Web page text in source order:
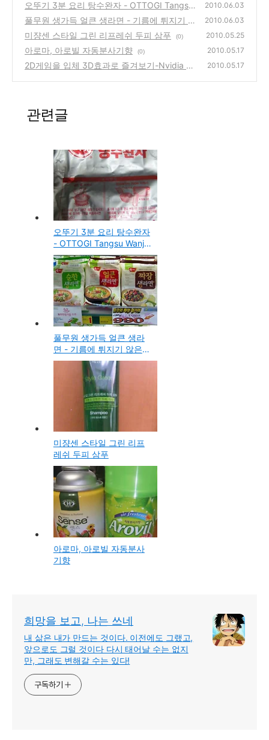
오뚜기 3분 요리 탕수완자 - OTTOGI Tangsu
Wanja 구입 시식기
(2)
2010.06.03
풀무원 생가득 얼큰 생라면 - 기름에 튀지기 않
은 정말 맛있는 라면
(0)
2010.06.03
미쟝센 스타일 그린 리프레쉬 두피 삼푸 (0) 2010.05.25
아로마, 아로빌 자동분사기향 (0) 2010.05.17
2D게임을 입체 3D효과로 즐겨보기-Nvidia 스
2010.05.17
관련글
오뚜기 3분 요리 탕수완자
- OTTOGI Tangsu Wanja
구입 시식기
풀무원 생가득 얼큰 생라
면 - 기름에 튀지기 않은
정말 맛있는 라면
미쟝센 스타일 그린 리프
레쉬 두피 삼푸
아로마, 아로빌 자동분사
기향
희망을 보고, 나는 쓰네
내 삶은 내가 만드는 것이다. 이전에도 그랬고,
앞으로도 그럴 것이다 다시 태어날 수는 없지
만, 그래도 변해갈 수는 있다!
구독하기